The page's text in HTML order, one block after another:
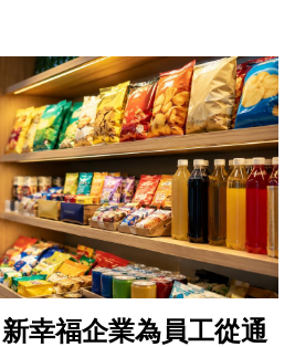
幸福企業為員工從通